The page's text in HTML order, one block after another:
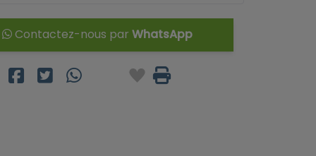
Contactez-nous par WhatsApp